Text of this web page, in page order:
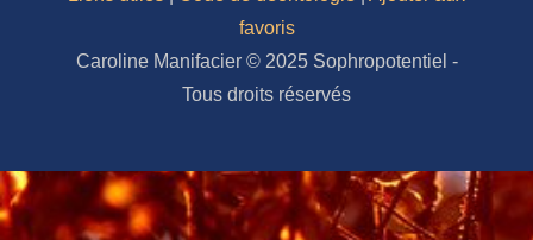
favoris
Caroline Manifacier © 2025 Sophropotentiel -
Tous droits réservés